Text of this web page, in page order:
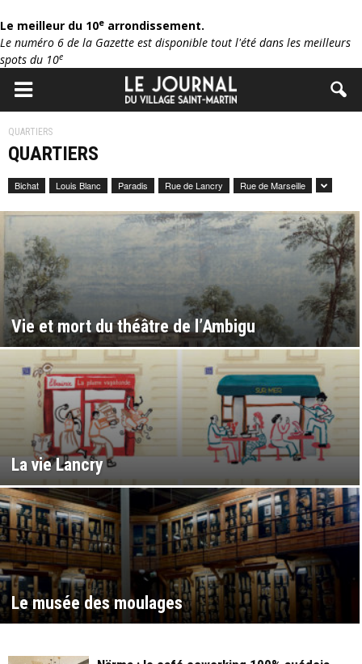
Le meilleur du 10e arrondissement.
Le numéro 6 de la Gazette est disponible tout l'été dans les meilleurs
spots du 10e
QUARTIERS
QUARTIERS
Bichat Louis Blanc Paradis Rue de Lancry Rue de Marseille
Vie et mort du théâtre de l’Ambigu
La vie Lancry
Le musée des moulages